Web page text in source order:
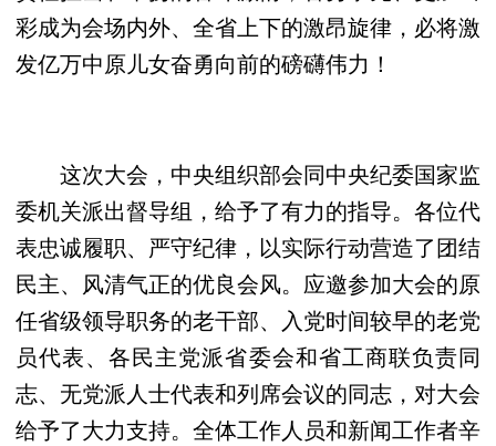
彩成为会场内外、全省上下的激昂旋律，必将激
发亿万中原儿女奋勇向前的磅礴伟力！
这次大会，中央组织部会同中央纪委国家监
委机关派出督导组，给予了有力的指导。各位代
表忠诚履职、严守纪律，以实际行动营造了团结
民主、风清气正的优良会风。应邀参加大会的原
任省级领导职务的老干部、入党时间较早的老党
员代表、各民主党派省委会和省工商联负责同
志、无党派人士代表和列席会议的同志，对大会
给予了大力支持。全体工作人员和新闻工作者辛